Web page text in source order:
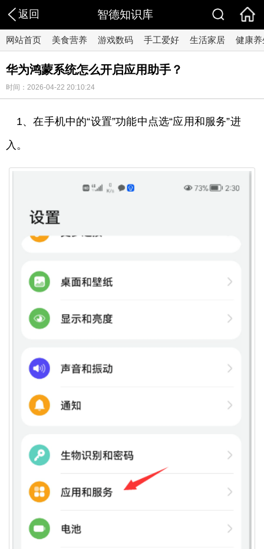
返回 智德知识库
网站首页 美食营养 游戏数码 手工爱好 生活家居 健康养
华为鸿蒙系统怎么开启应用助手？
时间：2026-04-22 20:10:24
1、在手机中的“设置”功能中点选“应用和服务”进
入。